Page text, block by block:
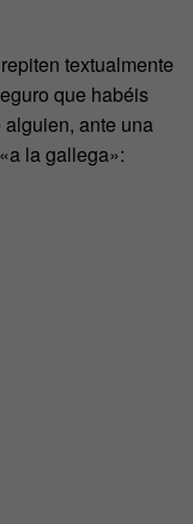
textualmente
que habéis
ante una
la gallega»: